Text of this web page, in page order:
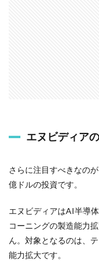
エヌビディア
さらに注目すべきなの
億ドルの投資です。
エヌビディアはAI半導
コーニングの製造能力
ん。対象となるのは、
能力拡大です。